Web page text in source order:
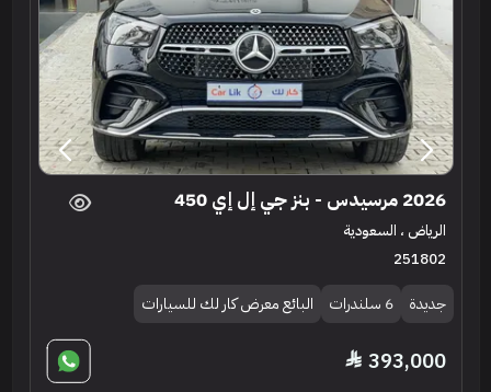
2026 مرسيدس - بنز جي إل إي 450
الرياض ، السعودية
251802
جديدة 6 سلندرات البائع معرض كار لك للسيارات
393,000